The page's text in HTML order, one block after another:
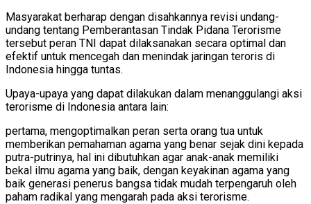
Masyarakat berharap dengan disahkannya revisi undang-
undang tentang Pemberantasan Tindak Pidana Terorisme
tersebut peran TNI dapat dilaksanakan secara optimal dan
efektif untuk mencegah dan menindak jaringan teroris di
Indonesia hingga tuntas.
Upaya-upaya yang dapat dilakukan dalam menanggulangi aksi
terorisme di Indonesia antara lain:
pertama, mengoptimalkan peran serta orang tua untuk
memberikan pemahaman agama yang benar sejak dini kepada
putra-putrinya, hal ini dibutuhkan agar anak-anak memiliki
bekal ilmu agama yang baik, dengan keyakinan agama yang
baik generasi penerus bangsa tidak mudah terpengaruh oleh
paham radikal yang mengarah pada aksi terorisme.